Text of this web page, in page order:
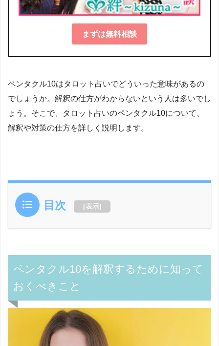
まずは無料相談
ペンタクル10はタロット占いでどういった意味があるの
でしょうか。解釈の仕方がわからないという人は多いでし
ょう。そこで、タロット占いのペンタクル10について、
解釈や対策の仕方を詳しく説明します。
目次 [表示]
ペンタクル10を解釈するために知って
おくべきこと